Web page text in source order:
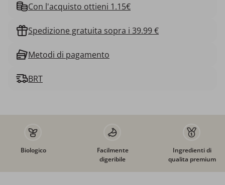
Con l'acquisto ottieni 1.15€
Spedizione gratuita sopra i 39.99 €
Metodi di pagamento
BRT
Biologico
Facilmente
digeribile
Ingredienti di
qualita premium